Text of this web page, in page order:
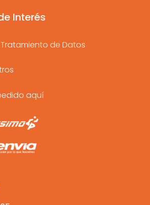
a
m
k
Interés
de Datos
aquí